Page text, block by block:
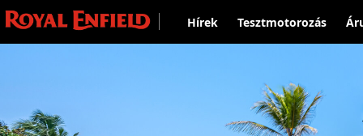
Hírek Tesztmotorozás